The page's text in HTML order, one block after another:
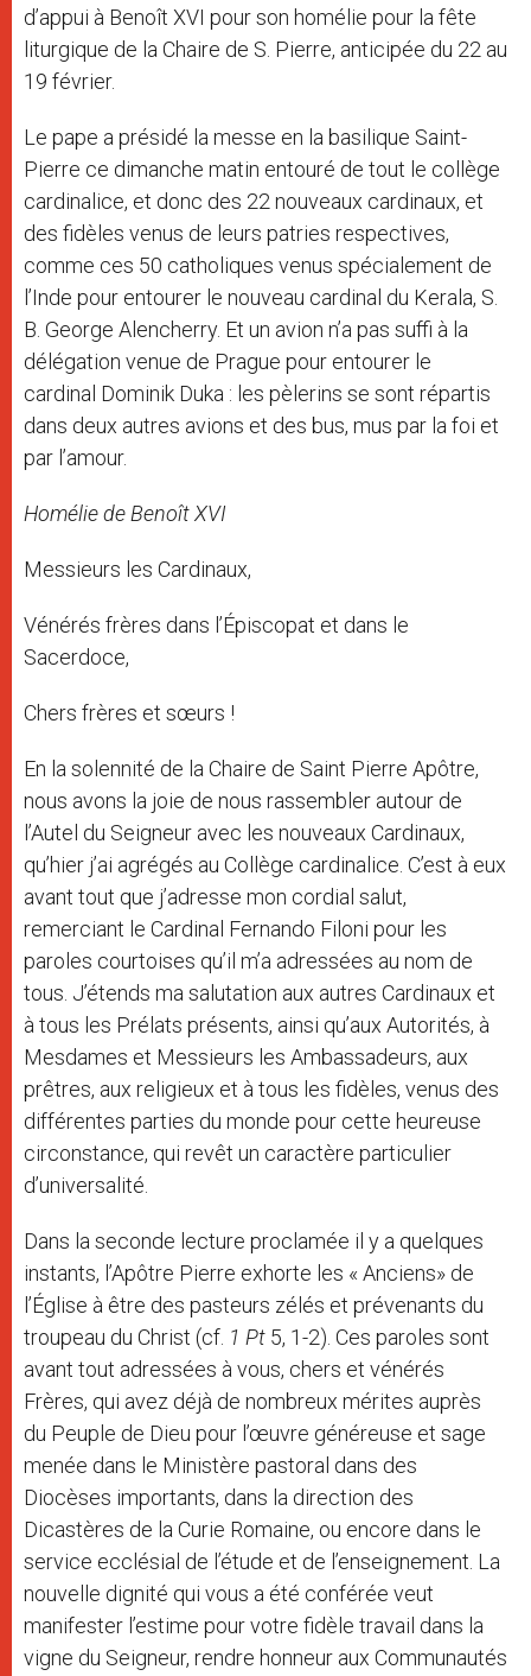
d’appui à Benoît XVI pour son homélie pour la fête
liturgique de la Chaire de S. Pierre, anticipée du 22 au
19 février.
Le pape a présidé la messe en la basilique Saint-
Pierre ce dimanche matin entouré de tout le collège
cardinalice, et donc des 22 nouveaux cardinaux, et
des fidèles venus de leurs patries respectives,
comme ces 50 catholiques venus spécialement de
l’Inde pour entourer le nouveau cardinal du Kerala, S.
B. George Alencherry. Et un avion n’a pas suffi à la
délégation venue de Prague pour entourer le
cardinal Dominik Duka : les pèlerins se sont répartis
dans deux autres avions et des bus, mus par la foi et
par l’amour.
Homélie de Benoît XVI
Messieurs les Cardinaux,
Vénérés frères dans l’Épiscopat et dans le
Sacerdoce,
Chers frères et sœurs !
En la solennité de la Chaire de Saint Pierre Apôtre,
nous avons la joie de nous rassembler autour de
l’Autel du Seigneur avec les nouveaux Cardinaux,
qu’hier j’ai agrégés au Collège cardinalice. C’est à eux
avant tout que j’adresse mon cordial salut,
remerciant le Cardinal Fernando Filoni pour les
paroles courtoises qu’il m’a adressées au nom de
tous. J’étends ma salutation aux autres Cardinaux et
à tous les Prélats présents, ainsi qu’aux Autorités, à
Mesdames et Messieurs les Ambassadeurs, aux
prêtres, aux religieux et à tous les fidèles, venus des
différentes parties du monde pour cette heureuse
circonstance, qui revêt un caractère particulier
d’universalité.
Dans la seconde lecture proclamée il y a quelques
instants, l’Apôtre Pierre exhorte les « Anciens» de
l’Église à être des pasteurs zélés et prévenants du
troupeau du Christ (cf. 1 Pt 5, 1-2). Ces paroles sont
avant tout adressées à vous, chers et vénérés
Frères, qui avez déjà de nombreux mérites auprès
du Peuple de Dieu pour l’œuvre généreuse et sage
menée dans le Ministère pastoral dans des
Diocèses importants, dans la direction des
Dicastères de la Curie Romaine, ou encore dans le
service ecclésial de l’étude et de l’enseignement. La
nouvelle dignité qui vous a été conférée veut
manifester l’estime pour votre fidèle travail dans la
vigne du Seigneur, rendre honneur aux Communautés